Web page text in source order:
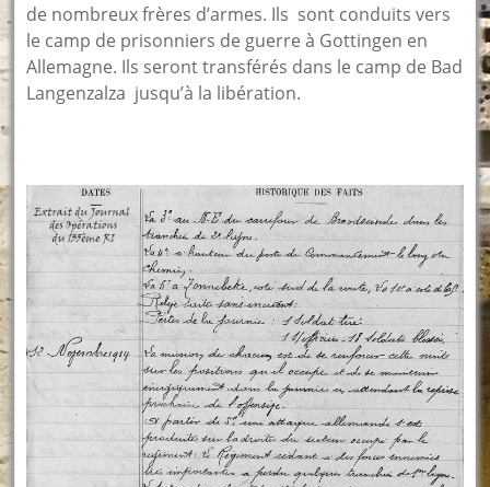
de nombreux frères d’armes. Ils sont conduits vers
le camp de prisonniers de guerre à Gottingen en
Allemagne. Ils seront transférés dans le camp de Bad
Langenzalza jusqu’à la libération.